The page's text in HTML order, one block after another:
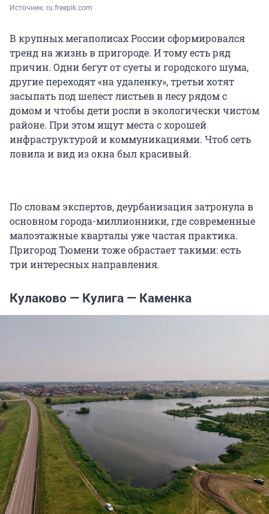
Источник: ru.freepik.com
В крупных мегаполисах России сформировался
тренд на жизнь в пригороде. И тому есть ряд
причин. Одни бегут от суеты и городского шума,
другие переходят «на удаленку», третьи хотят
засыпать под шелест листьев в лесу рядом с
домом и чтобы дети росли в экологически чистом
районе. При этом ищут места с хорошей
инфраструктурой и коммуникациями. Чтоб сеть
ловила и вид из окна был красивый.
По словам экспертов, деурбанизация затронула в
основном города-миллионники, где современные
малоэтажные кварталы уже частая практика.
Пригород Тюмени тоже обрастает такими: есть
три интересных направления.
Кулаково — Кулига — Каменка